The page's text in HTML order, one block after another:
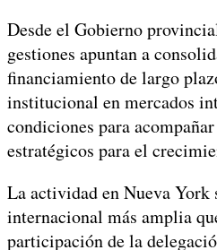
Desde el Gobierno
gestiones apuntan a
financiamiento de largo
institucional en mercados
condiciones para
estratégicos para el
La actividad en Nueva York
internacional más amplia
participación de la